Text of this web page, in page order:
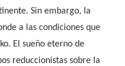
Sin embargo, la
a las condiciones que
El sueño eterno de
reduccionistas sobre la